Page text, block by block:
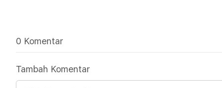
0 Komentar
Tambah Komentar